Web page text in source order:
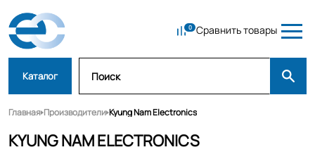
Сравнить товары
Каталог
Главная Производители Kyung Nam Electronics
KYUNG NAM ELECTRONICS